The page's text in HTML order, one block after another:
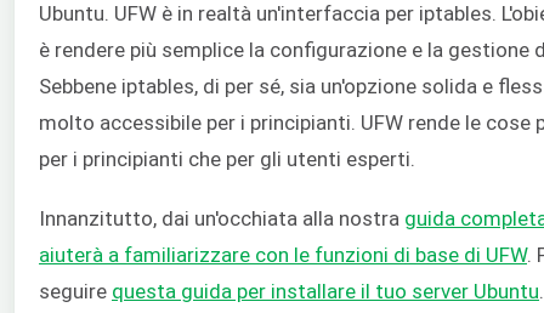
Ubuntu. UFW è in realtà un'interfaccia per iptables.
è rendere più semplice la configurazione e la gestione
Sebbene iptables, di per sé, sia un'opzione solida e
molto accessibile per i principianti. UFW rende le cose
per i principianti che per gli utenti esperti.
Innanzitutto, dai un'occhiata alla nostra guida
aiuterà a familiarizzare con le funzioni di base di UFW.
seguire questa guida per installare il tuo server Ubuntu